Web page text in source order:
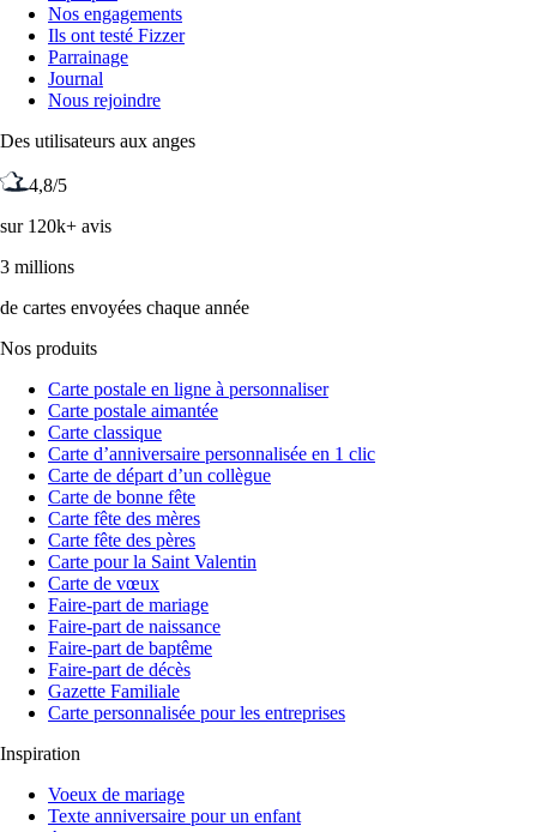
Nos engagements
Ils ont testé Fizzer
Parrainage
Journal
Nous rejoindre
Des utilisateurs aux anges
4,8/5
sur 120k+ avis
3 millions
de cartes envoyées chaque année
Nos produits
Carte postale en ligne à personnaliser
Carte postale aimantée
Carte classique
Carte d’anniversaire personnalisée en 1 clic
Carte de départ d’un collègue
Carte de bonne fête
Carte fête des mères
Carte fête des pères
Carte pour la Saint Valentin
Carte de vœux
Faire-part de mariage
Faire-part de naissance
Faire-part de baptême
Faire-part de décès
Gazette Familiale
Carte personnalisée pour les entreprises
Inspiration
Voeux de mariage
Texte anniversaire pour un enfant